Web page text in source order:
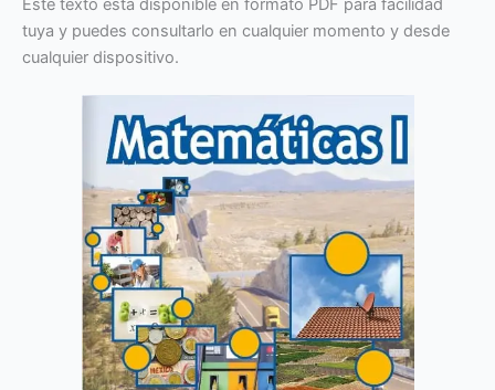
Este texto está disponible en formato PDF para facilidad
tuya y puedes consultarlo en cualquier momento y desde
cualquier dispositivo.